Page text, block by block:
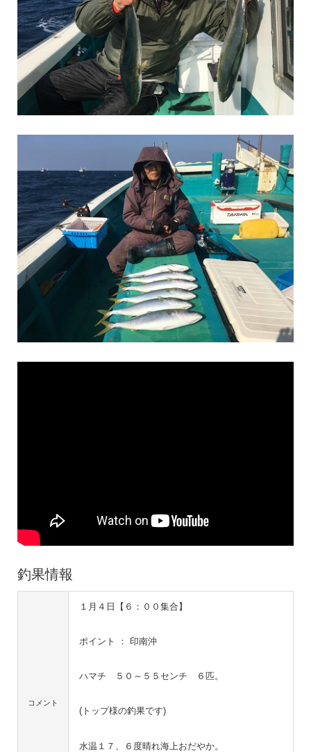
釣果情報
コメント
１月４日【６：００集合】
ポイント ： 印南沖
ハマチ ５０～５５センチ ６匹。
(トップ様の釣果です)
水温１７、６度晴れ海上おだやか。